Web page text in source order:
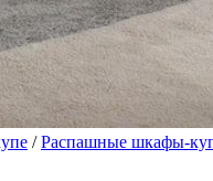
/Распашные шкафы-